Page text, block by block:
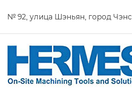
№ 92, улица Шэньян, город